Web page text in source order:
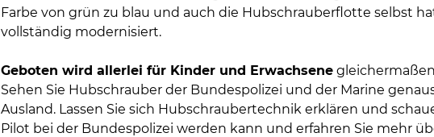
Farbe von grün zu blau und auch die Hubschrauberflotte selbst
vollständig modernisiert.
Geboten wird allerlei für Kinder und Erwachsene
Sehen Sie Hubschrauber der Bundespolizei und der Marine
Ausland. Lassen Sie sich Hubschraubertechnik erklären und
Pilot bei der Bundespolizei werden kann und erfahren Sie mehr